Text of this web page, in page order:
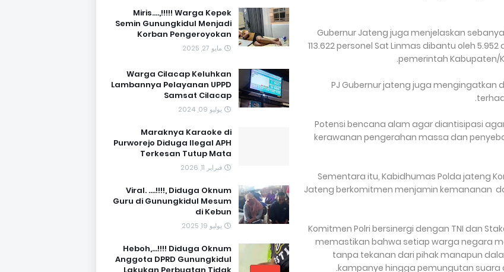
Gubernur Jateng juga menjelaskan
113.622 personel Sat Linmas dibantu oleh
pemerintah Kabupaten/
PJ Gubernur jateng juga mengingatkan
“Potensi bencana alam agar diantisipasi
kerawanan pengerahan massa dan
Sementara itu, Kabidhumas Polda jateng
Jateng berkomitmen menjamin kemananan
“Komitmen Polri bersinergi dengan TNI dan
memastikan bahwa setiap warga negara
tanpa tekanan dari pihak manapun
kampanye hingga pemungutan suara
Miris....,!!!!! Warga Kepek
Semin Gunungkidul Menjadi
Korban Pengeroyokan
مايو 27, 2025
Warga Cilacap Keluhkan
Lambannya Pelayanan UPPD
Samsat Cilacap
يوليو 09, 2024
Maraknya Karaoke di
Purworejo Diduga Ilegal APH
Terkesan Tutup Mata
فبراير 11, 2026
Viral. ....!!!!, Diduga Oknum
Guru di Gunungkidul Mesum
di Kebun
يوليو 19, 2025
Heboh,...!!!! Diduga Oknum
Anggota DPRD Gunungkidul